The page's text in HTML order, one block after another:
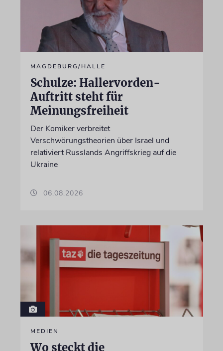
MAGDEBURG/HALLE
Schulze: Hallervorden-
Auftritt steht für
Meinungsfreiheit
Der Komiker verbreitet
Verschwörungstheorien über Israel und
relativiert Russlands Angriffskrieg auf die
Ukraine
06.08.2026
MEDIEN
Wo steckt die